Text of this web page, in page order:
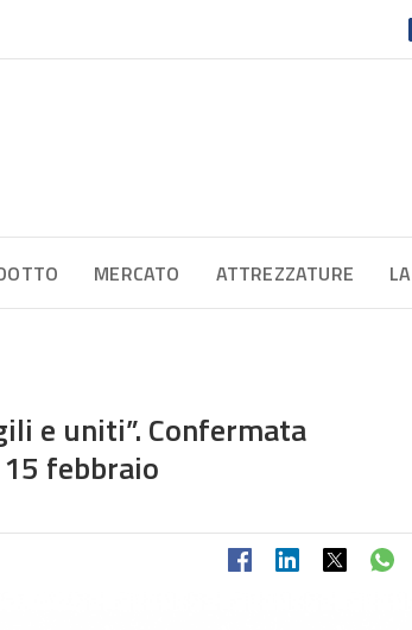
MERCATO ATTREZZATURE
e uniti”. Confermata
febbraio